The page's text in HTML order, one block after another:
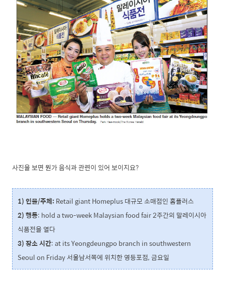
사진을 보면 뭔가 음식과 관련이 있어 보이지요?
1) 인물/주체:Retail giant Homeplus 대규모 소매점인 홈플러스
2) 행동: hold a two-week Malaysian food fair 2주간의 말레이시아
식품전을 열다
3) 장소 시간: at its Yeongdeungpo branch in southwestern
Seoul on Friday 서울남서쪽에 위치한 영등포점, 금요일